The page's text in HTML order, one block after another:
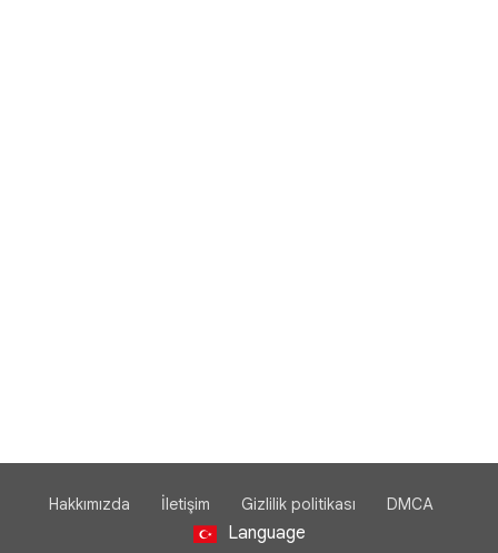
Hakkımızda İletişim Gizlilik politikası DMCA
Language